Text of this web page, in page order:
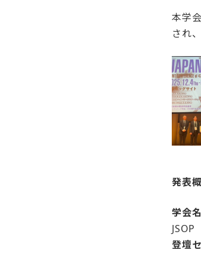
本学
され
発表
学会名
JSOP
登壇